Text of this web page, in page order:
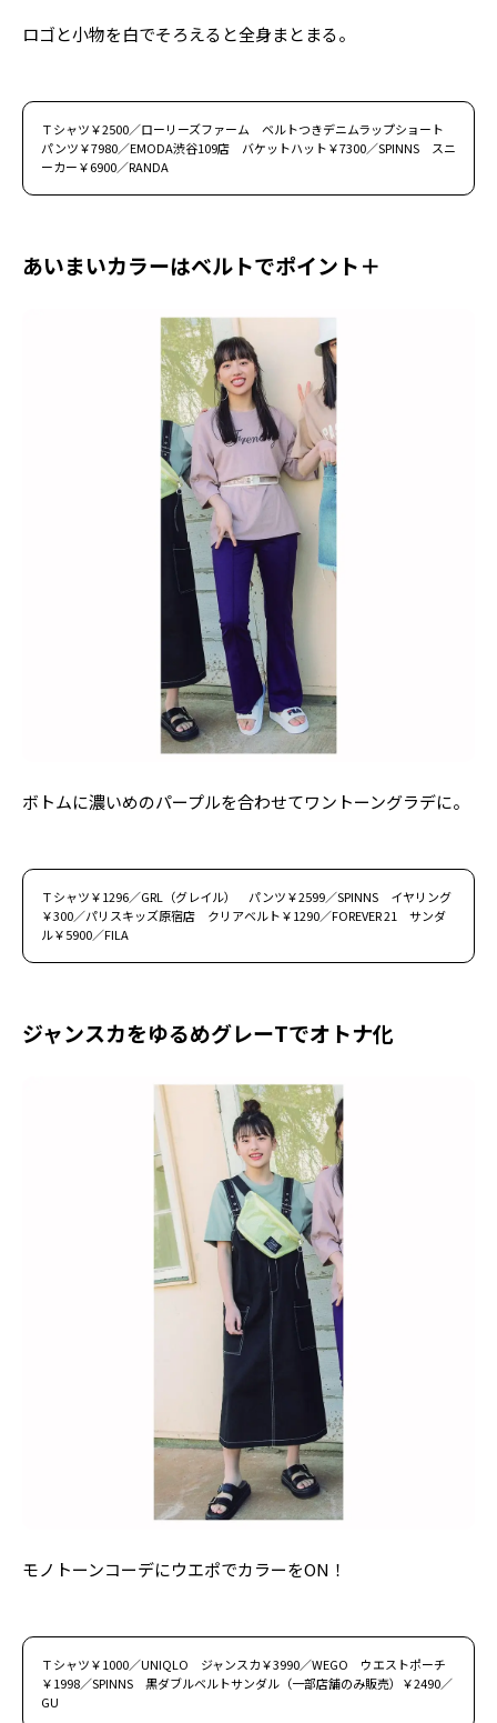
ロゴと小物を白でそろえると全身まとまる。
Ｔシャツ￥2500／ローリーズファーム ベルトつきデニムラップショート
パンツ￥7980／EMODA渋谷109店 バケットハット￥7300／SPINNS スニ
ーカー￥6900／RANDA
あいまいカラーはベルトでポイント＋
ボトムに濃いめのパープルを合わせてワントーングラデに。
Ｔシャツ￥1296／GRL（グレイル） パンツ￥2599／SPINNS イヤリング
￥300／パリスキッズ原宿店 クリアベルト￥1290／FOREVER 21 サンダ
ル￥5900／FILA
ジャンスカをゆるめグレーTでオトナ化
モノトーンコーデにウエポでカラーをON！
Ｔシャツ￥1000／UNIQLO ジャンスカ￥3990／WEGO ウエストポーチ
￥1998／SPINNS 黒ダブルベルトサンダル（一部店舗のみ販売）￥2490／
GU